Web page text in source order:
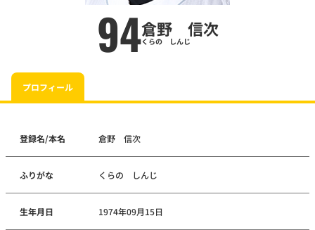
94倉野 信次
くらの しんじ
プロフィール
登録名/本名 倉野 信次
ふりがな くらの しんじ
生年月日 1974年09月15日